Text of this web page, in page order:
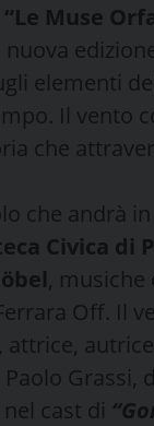
“Le Muse
nuova
elementi
Il vento
che
che andrà
Civica di
, musiche
Off. Il
attrice,
Grassi,
cast di